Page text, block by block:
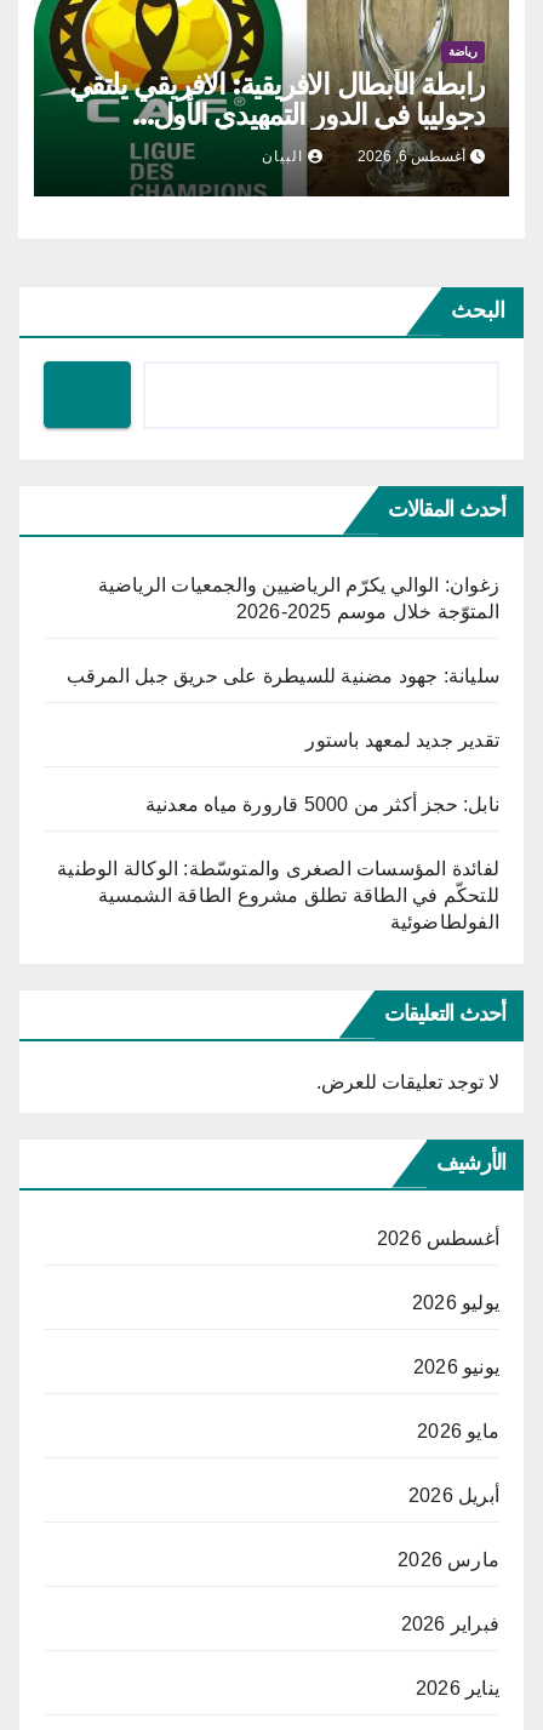
رياضة
رابطة الأبطال الافريقية: الافريقي يلتقي
دجوليبا في الدور التمهيدي الأول…
أغسطس 6, 2026 البيان
البحث
أحدث المقالات
زغوان: الوالي يكرّم الرياضيين والجمعيات الرياضية
المتوّجة خلال موسم 2025-2026
سليانة: جهود مضنية للسيطرة على حريق جبل المرقب
تقدير جديد لمعهد باستور
نابل: حجز أكثر من 5000 قارورة مياه معدنية
لفائدة المؤسسات الصغرى والمتوسّطة: الوكالة الوطنية
للتحكّم في الطاقة تطلق مشروع الطاقة الشمسية
الفولطاضوئية
أحدث التعليقات
لا توجد تعليقات للعرض.
الأرشيف
أغسطس 2026
يوليو 2026
يونيو 2026
مايو 2026
أبريل 2026
مارس 2026
فبراير 2026
يناير 2026